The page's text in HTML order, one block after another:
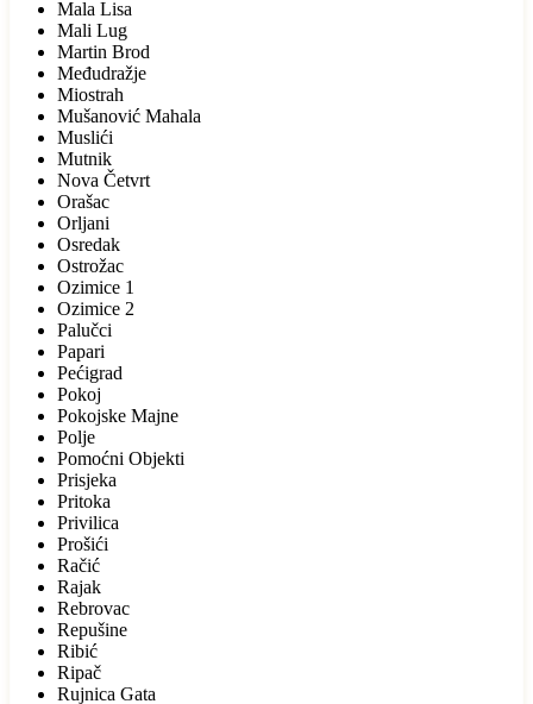
Mala Lisa
Mali Lug
Martin Brod
Međudražje
Miostrah
Mušanović Mahala
Muslići
Mutnik
Nova Četvrt
Orašac
Orljani
Osredak
Ostrožac
Ozimice 1
Ozimice 2
Palučci
Papari
Pećigrad
Pokoj
Pokojske Majne
Polje
Pomoćni Objekti
Prisjeka
Pritoka
Privilica
Prošići
Račić
Rajak
Rebrovac
Repušine
Ribić
Ripač
Rujnica Gata